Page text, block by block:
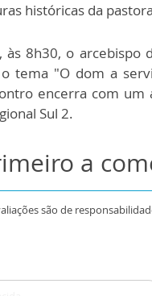
históricas da
às 8h30, o arcebispo
tema "O dom a
encerra com um
Sul 2.
a
são de